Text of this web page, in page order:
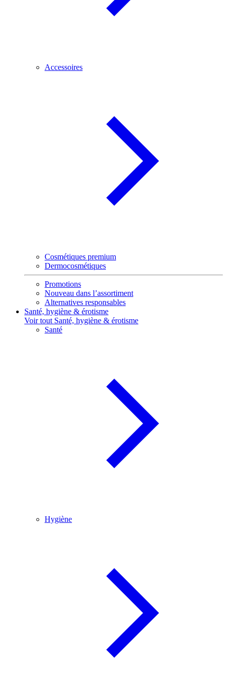
Accessoires
Cosmétiques premium
Dermocosmétiques
Promotions
Nouveau dans l’assortiment
Alternatives responsables
Santé, hygiène & érotisme
Voir tout Santé, hygiène & érotisme
Santé
Hygiène